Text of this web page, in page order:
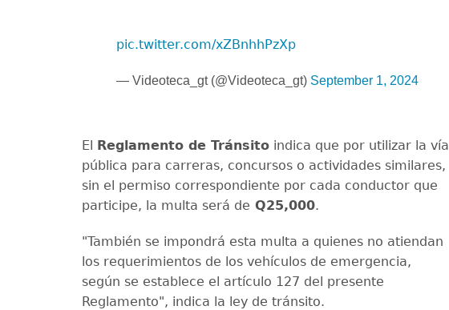
pic.twitter.com/xZBnhhPzXp
— Videoteca_gt (@Videoteca_gt) September 1, 2024
El Reglamento de Tránsito indica que por utilizar la vía
pública para carreras, concursos o actividades similares,
sin el permiso correspondiente por cada conductor que
participe, la multa será de Q25,000.
"También se impondrá esta multa a quienes no atiendan
los requerimientos de los vehículos de emergencia,
según se establece el artículo 127 del presente
Reglamento", indica la ley de tránsito.